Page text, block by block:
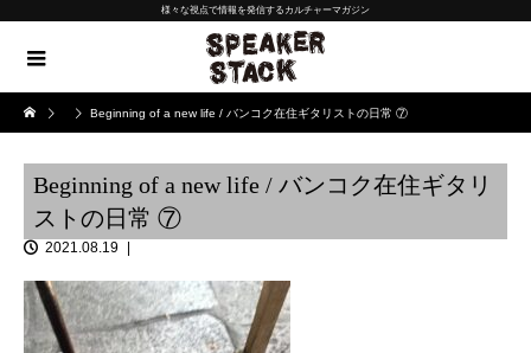
様々な視点で情報を発信するカルチャーマガジン
Beginning of a new life / バンコク在住ギタリストの日常 ⑦
Beginning of a new life / バンコク在住ギタリ
ストの日常 ⑦
2021.08.19